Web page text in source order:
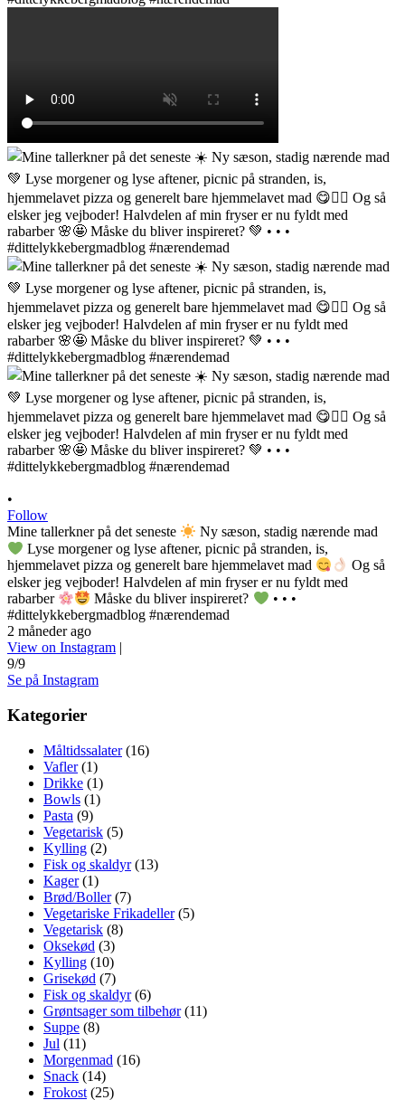
•
Follow
Mine tallerkner på det seneste
Ny sæson, stadig nærende mad
Lyse morgener og lyse aftener, picnic på stranden, is,
hjemmelavet pizza og generelt bare hjemmelavet mad
Og så
elsker jeg vejboder! Halvdelen af min fryser er nu fyldt med
rabarber
Måske du bliver inspireret?
• • •
#dittelykkebergmadblog #nærendemad
2 måneder ago
View on Instagram |
9/9
Se på Instagram
Kategorier
Måltidssalater(16)
Vafler(1)
Drikke (1)
Bowls (1)
Pasta (9)
Vegetarisk (5)
Kylling (2)
Fisk og skaldyr(13)
Kager(1)
Brød/Boller(7)
Vegetariske Frikadeller(5)
Vegetarisk (8)
Oksekød (3)
Kylling (10)
Grisekød (7)
Fisk og skaldyr(6)
Grøntsager som tilbehør(11)
Suppe (8)
Jul (11)
Morgenmad (16)
Snack (14)
Frokost (25)